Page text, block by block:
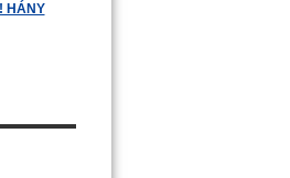
HÁNY